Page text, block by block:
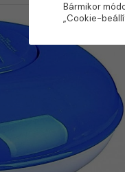
Bármikor
„Cookie-